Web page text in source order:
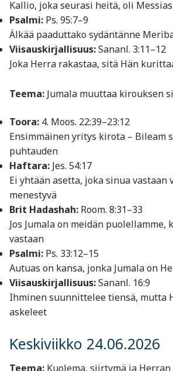
Kallio, joka seurasi heitä, oli Messias
Psalmi: Ps. 95:7–9
Älkää paaduttako sydäntänne
Viisauskirjallisuus:Sananl. 3:11–12
Joka Herra rakastaa, sitä Hän
Teema: Jumala muuttaa kirouksen
Toora: 4. Moos. 22:39–23:12
Ensimmäinen yritys kirota – Bileam
puhtauden
Haftara: Jes. 54:17
Ei yhtään asetta, joka sinua vastaan
menestyvä
Brit Hadashah: Room. 8:31–33
Jos Jumala on meidän puolellamme,
vastaan
Psalmi: Ps. 33:12–15
Autuas on kansa, jonka Jumala on
Viisauskirjallisuus:Sananl. 16:9
Ihminen suunnittelee tiensä, mutta
askeleet
Keskiviikko 24.06.2026
Teema: Kuolema, siirtymä ja